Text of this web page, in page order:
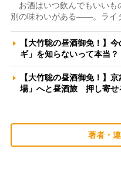
お酒はいつ飲んでもいいも
別の味わいがある――。ライ
【大竹聡の昼酒御免！】
ギ」を知らないって本当
【大竹聡の昼酒御免！】
場」へと昼酒旅 押し寄
著者・